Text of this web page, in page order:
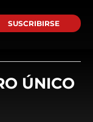
SUSCRIBIRSE
ÚNICO